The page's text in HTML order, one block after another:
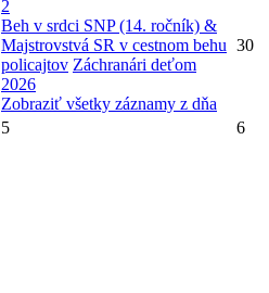
2
Beh v srdci SNP (14. ročník) &
Majstrovstvá SR v cestnom behu
policajtov Záchranári deťom
2026
Zobraziť všetky záznamy z dňa
30
5 6